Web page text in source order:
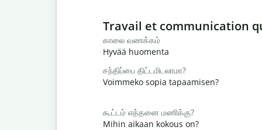
Slide 1 of 6
Travail et communication
காலை வணக்கம்
Hyvää huomenta
சந்திப்பை திட்டமிடலாமா?
Voimmeko sopia tapaamisen?
கூட்டம் எத்தனை மணிக்கு?
Mihin aikaan kokous on?